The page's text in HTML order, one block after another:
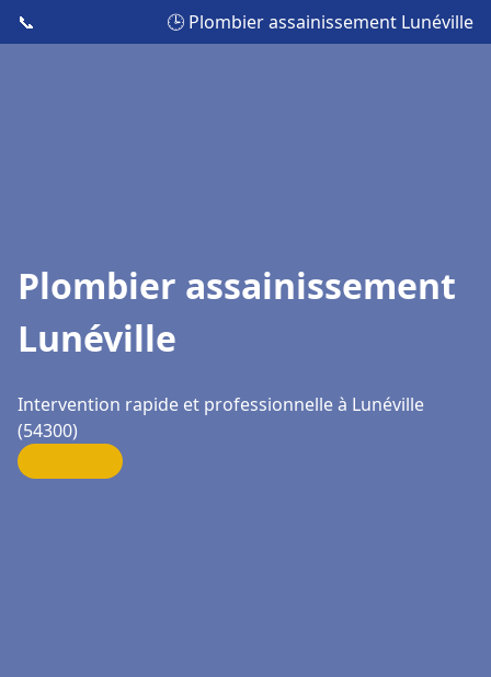
📞 🕒 Plombier assainissement Lunéville
Plombier assainissement
Lunéville
Intervention rapide et professionnelle à Lunéville
(54300)